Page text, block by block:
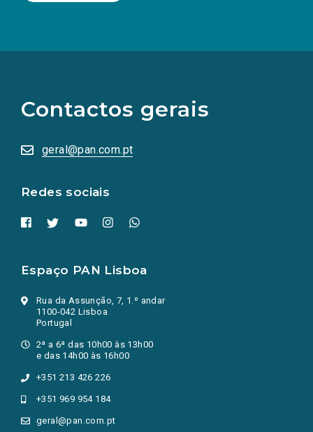
Contactos gerais
geral@pan.com.pt
Redes sociais
redes
sociais
numa
nova
Espaço PAN Lisboa
Rua da Assunção, 7, 1.º andar
1100-042 Lisboa
Portugal
2ª a 6ª das 10h00 às 13h00
e das 14h00 às 16h00
+351 213 426 226
+351 969 954 184
geral@pan.com.pt